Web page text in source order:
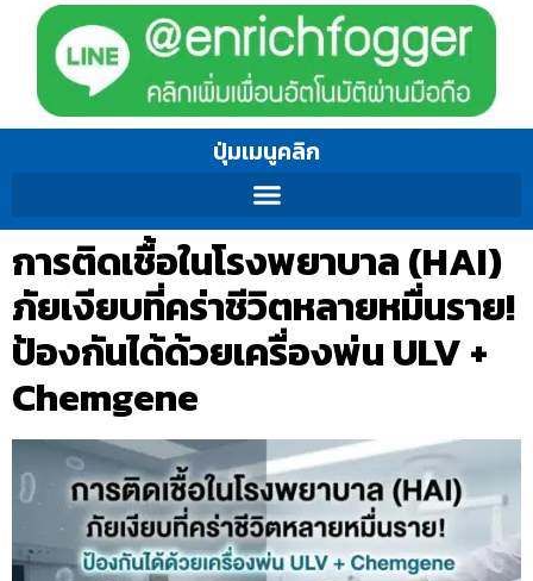
ปุ่มเมนูคลิก
การติดเชื้อในโรงพยาบาล (HAI)
ภัยเงียบที่คร่าชีวิตหลายหมื่นราย!
ป้องกันได้ด้วยเครื่องพ่น ULV +
Chemgene